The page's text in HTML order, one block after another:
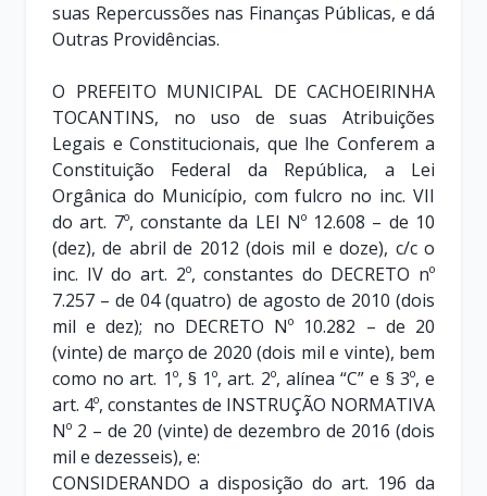
suas Repercussões nas Finanças Públicas, e dá
Outras Providências.
O PREFEITO MUNICIPAL DE CACHOEIRINHA
TOCANTINS, no uso de suas Atribuições
Legais e Constitucionais, que lhe Conferem a
Constituição Federal da República, a Lei
Orgânica do Município, com fulcro no inc. VII
do art. 7º, constante da LEI Nº 12.608 – de 10
(dez), de abril de 2012 (dois mil e doze), c/c o
inc. IV do art. 2º, constantes do DECRETO nº
7.257 – de 04 (quatro) de agosto de 2010 (dois
mil e dez); no DECRETO Nº 10.282 – de 20
(vinte) de março de 2020 (dois mil e vinte), bem
como no art. 1º, § 1º, art. 2º, alínea “C” e § 3º, e
art. 4º, constantes de INSTRUÇÃO NORMATIVA
Nº 2 – de 20 (vinte) de dezembro de 2016 (dois
mil e dezesseis), e:
CONSIDERANDO a disposição do art. 196 da